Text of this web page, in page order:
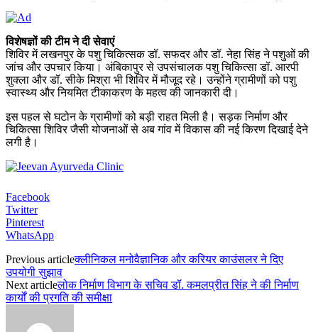
विशेषज्ञों की टीम ने दी सेवाएं
शिविर में लखनपुर के पशु चिकित्सक डॉ. सफदर और डॉ. नेहा सिंह ने पशुओं की
जांच और उपचार किया। अंबिकापुर से उपसंचालक पशु चिकित्सा डॉ. आरपी
शुक्ला और डॉ. सीके मिश्रा भी शिविर में मौजूद रहे। उन्होंने ग्रामीणों को पशु
स्वास्थ्य और नियमित टीकाकरण के महत्व की जानकारी दी।
इस पहल से घटोन के ग्रामीणों को बड़ी राहत मिली है। सड़क निर्माण और
चिकित्सा शिविर जैसी योजनाओं से अब गांव में विकास की नई किरण दिखाई देने
लगी है।
Facebook
Twitter
Pinterest
WhatsApp
Previous articleक्लीनिकल मनोवैज्ञानिक और करियर काउंसलर ने दिए
उपयोगी सुझाव
Next articleलोक निर्माण विभाग के सचिव डॉ. कमलप्रीत सिंह ने की निर्माण
कार्यों की प्रगति की समीक्षा